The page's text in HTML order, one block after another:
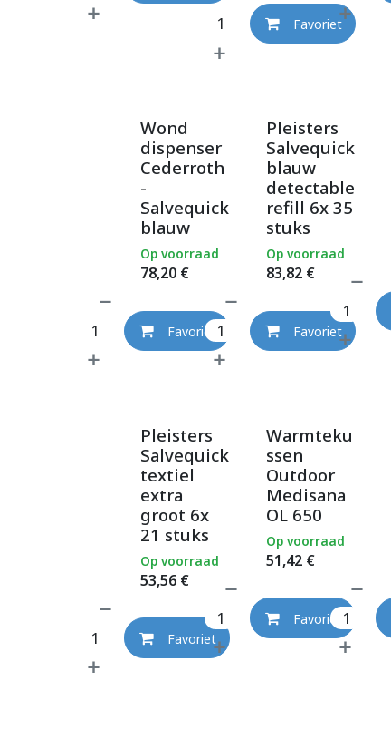
Favoriet
Wond
dispenser
Cederroth
-
Salvequick
blauw
78,20 €
Op voorraad
Favoriet
Pleisters
Salvequick
blauw
detectable
refill 6x 35
stuks
83,82€
Op voorraad
Favoriet
Pleisters
Salvequick
textiel
extra
groot 6x
21 stuks
53,56 €
Op voorraad
Favoriet
Warmteku
ssen
Outdoor
Medisana
OL 650
51,42€
Op voorraad
Favoriet